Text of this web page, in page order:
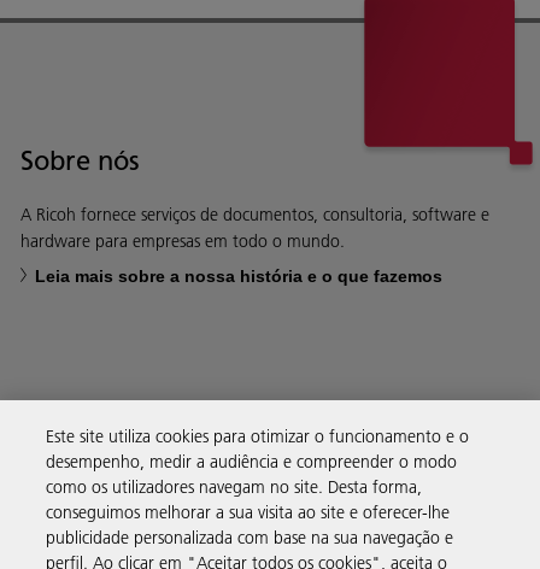
Sobre nós
A Ricoh fornece serviços de documentos, consultoria, software e
hardware para empresas em todo o mundo.
Leia mais sobre a nossa história e o que fazemos
Produtos e serviços
Este site utiliza cookies para otimizar o funcionamento e o
desempenho, medir a audiência e compreender o modo
como os utilizadores navegam no site. Desta forma,
conseguimos melhorar a sua visita ao site e oferecer-lhe
publicidade personalizada com base na sua navegação e
perfil. Ao clicar em "Aceitar todos os cookies", aceita o